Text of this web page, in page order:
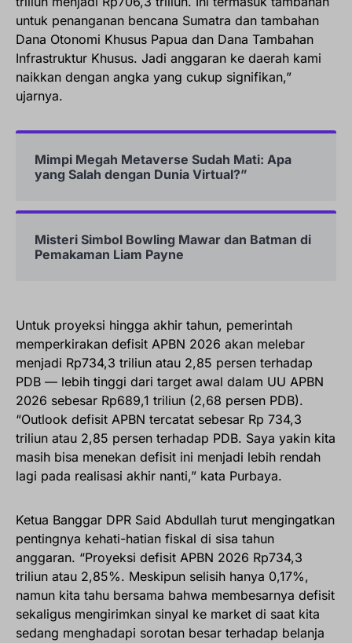
untuk penanganan bencana Sumatra dan tambahan
Dana Otonomi Khusus Papua dan Dana Tambahan
Infrastruktur Khusus. Jadi anggaran ke daerah kami
naikkan dengan angka yang cukup signifikan,”
ujarnya.
Mimpi Megah Metaverse Sudah Mati: Apa
yang Salah dengan Dunia Virtual?”
Misteri Simbol Bowling Mawar dan Batman di
Pemakaman Liam Payne
Untuk proyeksi hingga akhir tahun, pemerintah
memperkirakan defisit APBN 2026 akan melebar
menjadi Rp734,3 triliun atau 2,85 persen terhadap
PDB — lebih tinggi dari target awal dalam UU APBN
2026 sebesar Rp689,1 triliun (2,68 persen PDB).
“Outlook defisit APBN tercatat sebesar Rp 734,3
triliun atau 2,85 persen terhadap PDB. Saya yakin kita
masih bisa menekan defisit ini menjadi lebih rendah
lagi pada realisasi akhir nanti,” kata Purbaya.
Ketua Banggar DPR Said Abdullah turut mengingatkan
pentingnya kehati-hatian fiskal di sisa tahun
anggaran. “Proyeksi defisit APBN 2026 Rp734,3
triliun atau 2,85%. Meskipun selisih hanya 0,17%,
namun kita tahu bersama bahwa membesarnya defisit
sekaligus mengirimkan sinyal ke market di saat kita
sedang menghadapi sorotan besar terhadap belanja